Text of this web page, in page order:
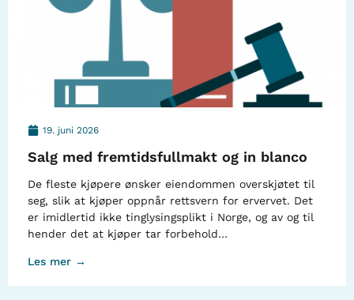
19. juni 2026
Salg med fremtidsfullmakt og in blanco
De fleste kjøpere ønsker eiendommen overskjøtet til
seg, slik at kjøper oppnår rettsvern for ervervet. Det
er imidlertid ikke tinglysingsplikt i Norge, og av og til
hender det at kjøper tar forbehold…
Les mer →